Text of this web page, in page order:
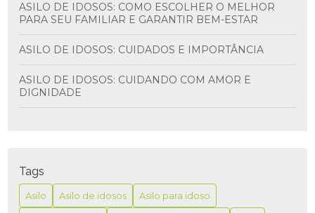
ASILO DE IDOSOS: COMO ESCOLHER O MELHOR
PARA SEU FAMILIAR E GARANTIR BEM-ESTAR
ASILO DE IDOSOS: CUIDADOS E IMPORTÂNCIA
ASILO DE IDOSOS: CUIDANDO COM AMOR E
DIGNIDADE
ASILO PARA IDOSO É MELHOR PARA GARANTIR
CONFORTO E SEGURANÇA NA TERCEIRA IDADE
Tags
Asilo Asilo de idosos Asilo para idoso